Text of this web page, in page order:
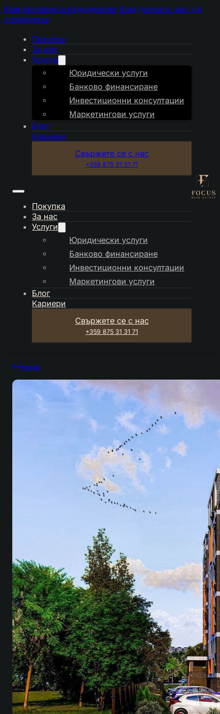
Към основното съдържание Към долната част на
страницата
Покупка
За нас
Услуги
Юридически услуги
Банково финансиране
Инвестиционни консултации
Маркетингови услуги
Блог
Кариери
Свържете се с нас
+359 875 31 31 71
Покупка
За нас
Услуги
Юридически услуги
Банково финансиране
Инвестиционни консултации
Маркетингови услуги
Блог
Кариери
Свържете се с нас
+359 875 31 31 71
Назад